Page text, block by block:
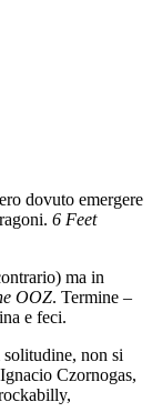
dovuto emergere
6 Feet
ma in
OOZ. Termine –
e feci.
solitudine, non si
Czornogas,